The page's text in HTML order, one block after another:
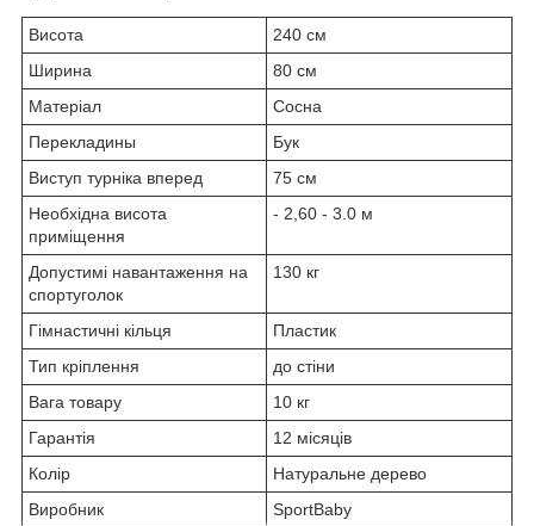
Висота
240 см
Ширина
80 см
Матеріал
Сосна
Перекладины
Бук
Виступ турніка вперед
75 см
Необхідна висота
приміщення
- 2,60 - 3.0 м
Допустимі навантаження на
спортуголок
130 кг
Гімнастичні кільця
Пластик
Тип кріплення
до стіни
Вага товару
10 кг
Гарантія
12 місяців
Колір
Натуральне дерево
Виробник
SportBaby